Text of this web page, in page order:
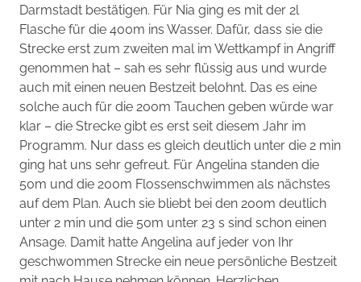
Darmstadt bestätigen. Für Nia ging es mit der 2l
Flasche für die 400m ins Wasser. Dafür, dass sie die
Strecke erst zum zweiten mal im Wettkampf in Angriff
genommen hat – sah es sehr flüssig aus und wurde
auch mit einen neuen Bestzeit belohnt. Das es eine
solche auch für die 200m Tauchen geben würde war
klar – die Strecke gibt es erst seit diesem Jahr im
Programm. Nur dass es gleich deutlich unter die 2 min
ging hat uns sehr gefreut. Für Angelina standen die
50m und die 200m Flossenschwimmen als nächstes
auf dem Plan. Auch sie bliebt bei den 200m deutlich
unter 2 min und die 50m unter 23 s sind schon einen
Ansage. Damit hatte Angelina auf jeder von Ihr
geschwommen Strecke ein neue persönliche Bestzeit